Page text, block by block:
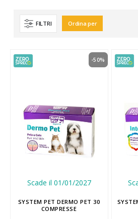
FILTRI Ordina per
Scade il 01/01/2027
SYSTEM PET DERMO PET 30
COMPRESSE
-50%